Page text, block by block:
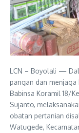
LCN – Boyolali —
pangan dan menjaga
Babinsa Koramil 18/
Sujanto,
obatan pertanian
Watugede,